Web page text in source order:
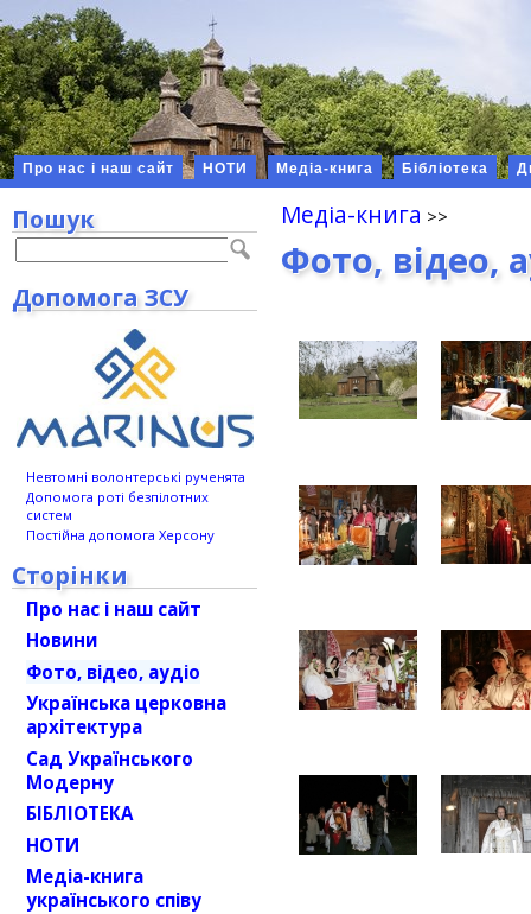
Про нас і наш сайт НОТИ Медіа-книга Бібліотека
Медіа-книга
Фото, відео,
Пошук
Допомога ЗСУ
Невтомні волонтерські рученята
Допомога роті безпілотних
систем
Постійна допомога Херсону
Сторінки
Про нас і наш сайт
Новини
Фото, відео, аудіо
Українська церковна
архітектура
Сад Українського
Модерну
БІБЛІОТЕКА
НОТИ
Медіа-книга
українського співу